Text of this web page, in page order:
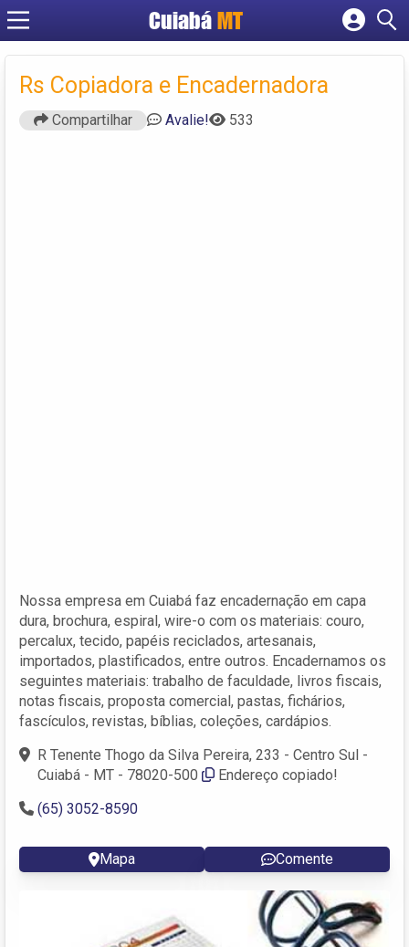
Cuiabá MT
Cadastrar empresa
Criar conta
Rs Copiadora e Encadernadora
Compartilhar Avalie! 533
Nossa empresa em Cuiabá faz encadernação em capa
dura, brochura, espiral, wire-o com os materiais: couro,
percalux, tecido, papéis reciclados, artesanais,
importados, plastificados, entre outros. Encadernamos os
seguintes materiais: trabalho de faculdade, livros fiscais,
notas fiscais, proposta comercial, pastas, fichários,
fascículos, revistas, bíblias, coleções, cardápios.
R Tenente Thogo da Silva Pereira, 233 - Centro Sul -
Cuiabá - MT - 78020-500
Endereço copiado!
(65) 3052-8590
Mapa Comente